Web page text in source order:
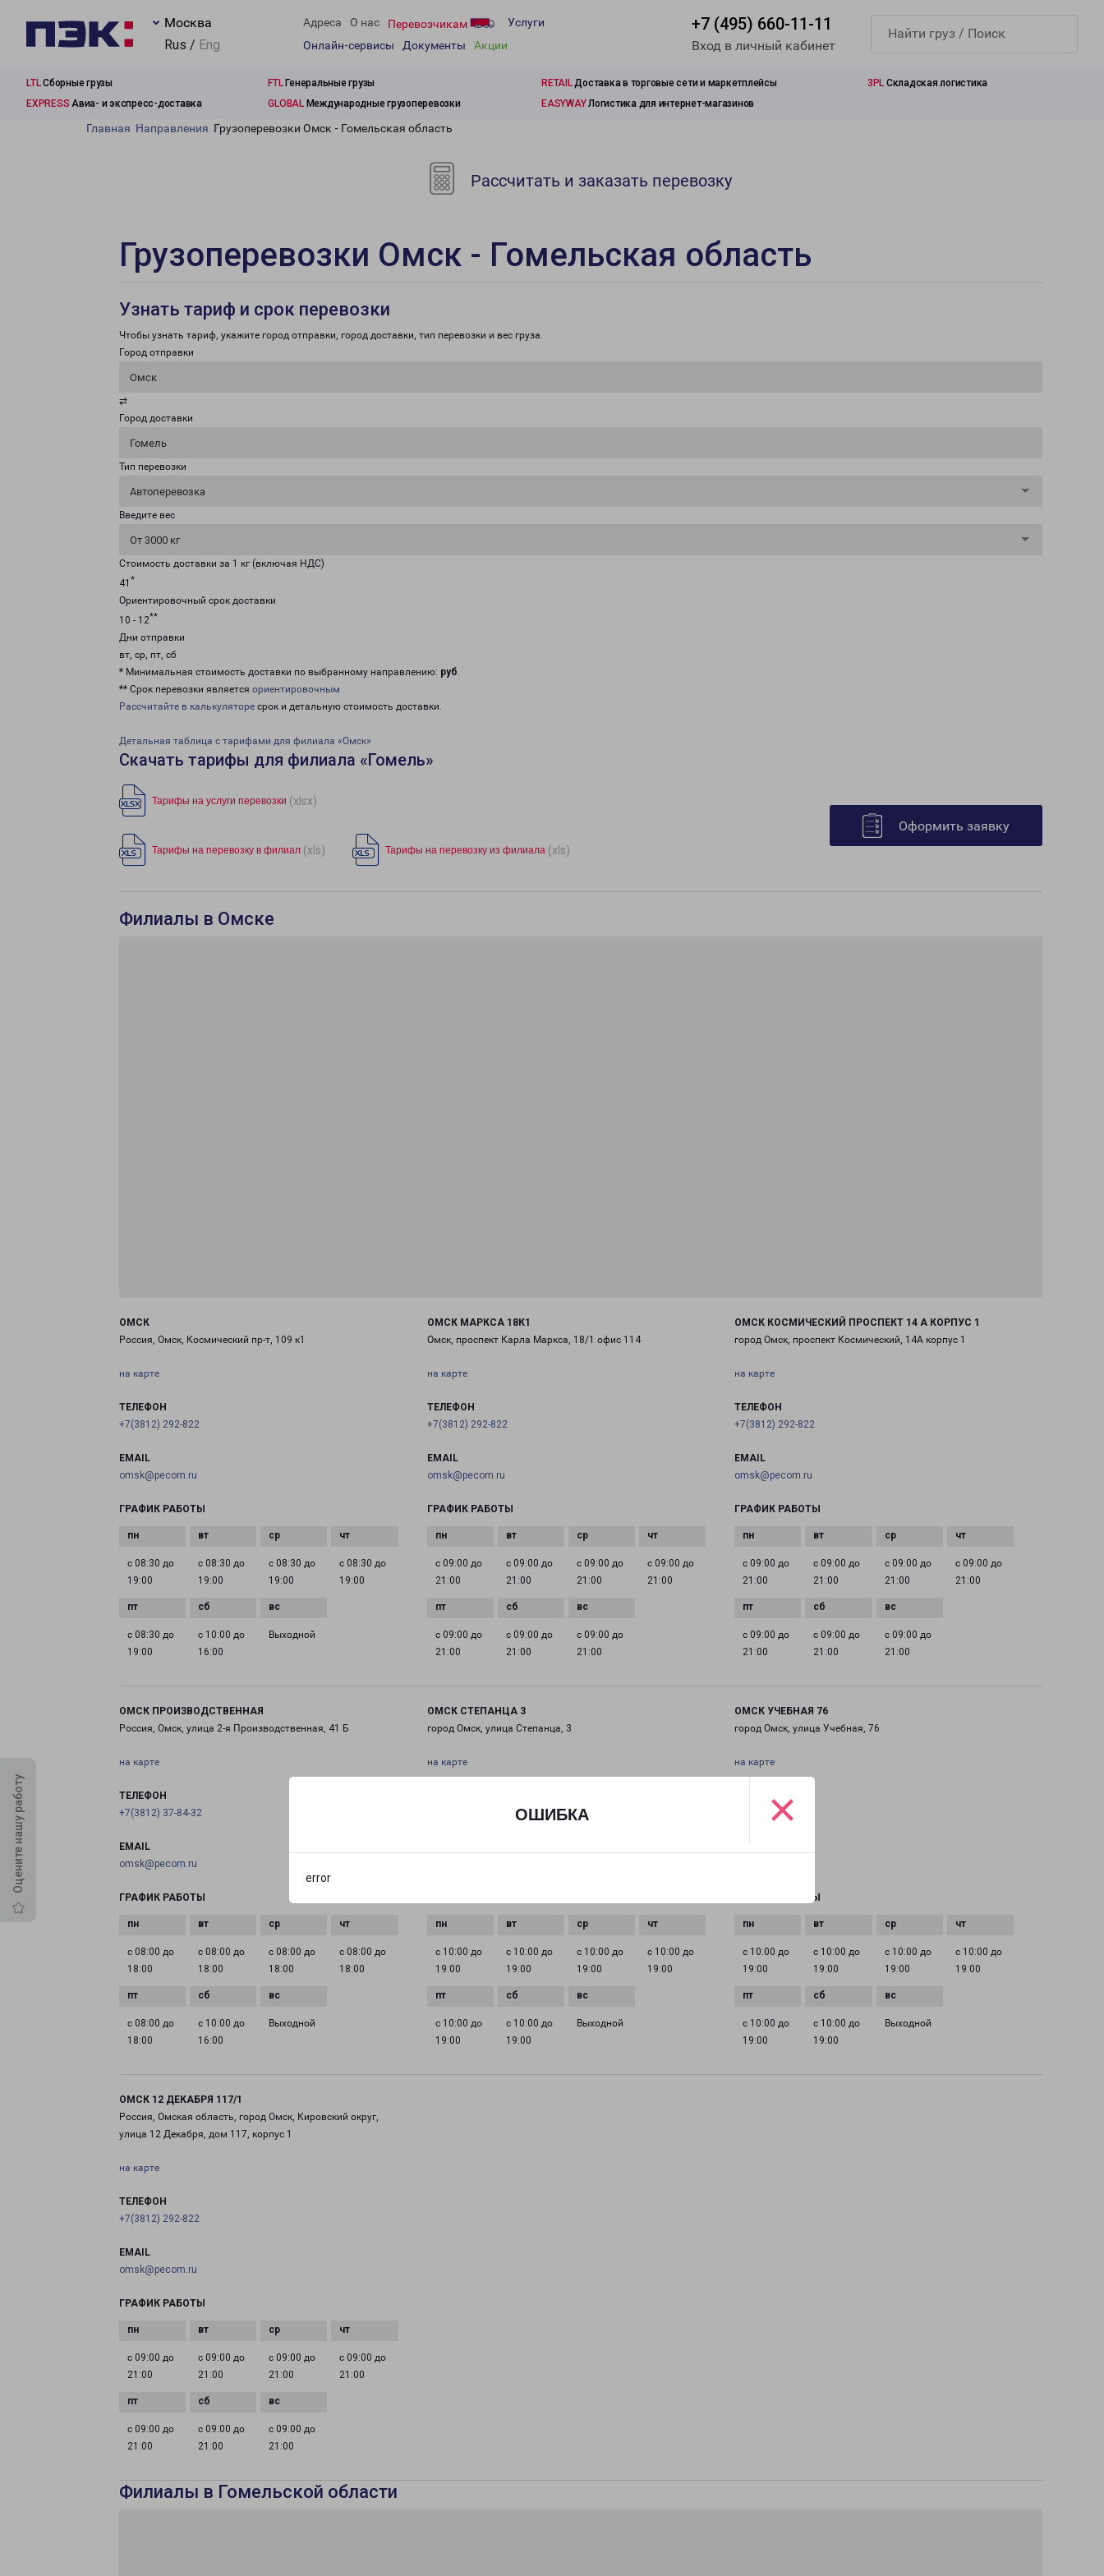
ОШИБКА
error
×
Москва
Rus / Eng
Адреса О нас Перевозчикам
Услуги
Онлайн-сервисы
Документы Акции
+7 (495) 660-11-11
Вход в личный кабинет
LTLСборные грузы FTLГенеральные грузы RETAILДоставка в торговые сети и маркетплейсы 3PL Складская логистика
EXPRESS Авиа- и экспресс-доставка GLOBALМеждународные грузоперевозки EASYWAYЛогистика для интернет-магазинов
Оцените нашу работу
Главная Направления Грузоперевозки Омск - Гомельская область
Рассчитать и заказать перевозку
Грузоперевозки Омск - Гомельская область
Узнать тариф и срок перевозки
Чтобы узнать тариф, укажите город отправки, город доставки, тип перевозки и вес груза.
Город отправки
Омск
⇄
Город доставки
Гомель
Тип перевозки
Автоперевозка
Введите вес
От 3000 кг
Стоимость доставки за 1 кг (включая НДС)
41 *
Ориентировочный срок доставки
10 - 12**
Дни отправки
вт, ср, пт, сб
* Минимальная стоимость доставки по выбранному направлению: руб.
** Срок перевозки является ориентировочным
Рассчитайте в калькуляторе срок и детальную стоимость доставки.
Детальная таблица с тарифами для филиала «Омск»
Скачать тарифы для филиала «Гомель»
Тарифы на услуги перевозки (xlsx)
Тарифы на перевозку в филиал (xls) Тарифы на перевозку из филиала (xls)
Оформить заявку
Филиалы в Омске
ОМСК
Россия, Омск, Космический пр-т, 109 к1
на карте
ТЕЛЕФОН
+7(3812) 292-822
EMAIL
omsk@pecom.ru
ГРАФИК РАБОТЫ
с 08:30 до
19:00
с 08:30 до
19:00
с 08:30 до
19:00
с 08:30 до
19:00
с 08:30 до
19:00
с 10:00 до
16:00
Выходной
ОМСК МАРКСА 18К1
Омск, проспект Карла Маркса, 18/1 офис 114
на карте
ТЕЛЕФОН
+7(3812) 292-822
EMAIL
omsk@pecom.ru
ГРАФИК РАБОТЫ
с 09:00 до
21:00
с 09:00 до
21:00
с 09:00 до
21:00
с 09:00 до
21:00
с 09:00 до
21:00
с 09:00 до
21:00
с 09:00 до
21:00
ОМСК КОСМИЧЕСКИЙ ПРОСПЕКТ 14 А КОРПУС 1
город Омск, проспект Космический, 14А корпус 1
на карте
ТЕЛЕФОН
+7(3812) 292-822
EMAIL
omsk@pecom.ru
ГРАФИК РАБОТЫ
с 09:00 до
21:00
с 09:00 до
21:00
с 09:00 до
21:00
с 09:00 до
21:00
с 09:00 до
21:00
с 09:00 до
21:00
с 09:00 до
21:00
ОМСК ПРОИЗВОДСТВЕННАЯ
Россия, Омск, улица 2-я Производственная, 41 Б
на карте
ТЕЛЕФОН
+7(3812) 37-84-32
EMAIL
omsk@pecom.ru
ГРАФИК РАБОТЫ
с 08:00 до
18:00
с 08:00 до
18:00
с 08:00 до
18:00
с 08:00 до
18:00
с 08:00 до
18:00
с 10:00 до
16:00
Выходной
ОМСК СТЕПАНЦА 3
город Омск, улица Степанца, 3
на карте
с 10:00 до
19:00
с 10:00 до
19:00
с 10:00 до
19:00
с 10:00 до
19:00
с 10:00 до
19:00
с 10:00 до
19:00
Выходной
ОМСК УЧЕБНАЯ 76
город Омск, улица Учебная, 76
на карте
+7(3812) 292-822
ГРАФИК РАБОТЫ
с 10:00 до
19:00
с 10:00 до
19:00
с 10:00 до
19:00
с 10:00 до
19:00
с 10:00 до
19:00
с 10:00 до
19:00
Выходной
ОМСК 12 ДЕКАБРЯ 117/1
Россия, Омская область, город Омск, Кировский округ,
улица 12 Декабря, дом 117, корпус 1
на карте
ТЕЛЕФОН
+7(3812) 292-822
EMAIL
omsk@pecom.ru
ГРАФИК РАБОТЫ
с 09:00 до
21:00
с 09:00 до
21:00
с 09:00 до
21:00
с 09:00 до
21:00
с 09:00 до
21:00
с 09:00 до
21:00
с 09:00 до
21:00
Филиалы в Гомельской области